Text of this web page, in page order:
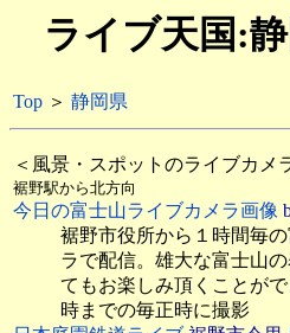
ライブ天国:
Top ＞ 静岡県
＜風景・スポットのライブカメ
裾野駅から北方向
今日の富士山ライブカメラ画像
裾野市役所から１時間毎
ラで配信。雄大な富士山
てもお楽しみ頂くことが
時までの毎正時に撮影